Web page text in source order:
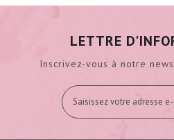
LETTRE
Inscrivez-vous à notre